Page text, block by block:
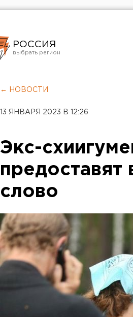
РОССИЯ
Челябинск
← НОВОСТИ
13 ЯНВАРЯ 2023 В 12:26
Экс-
предоставят
слово